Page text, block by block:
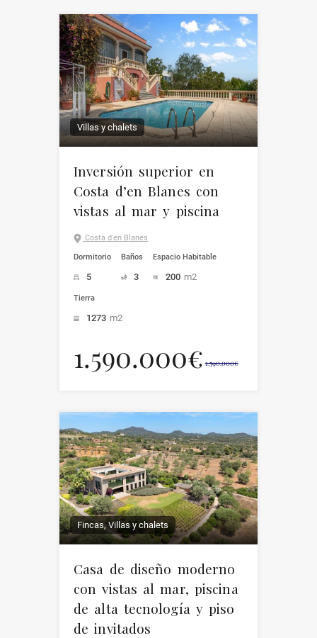
Villas y chalets
Inversión superior en
Costa d’en Blanes con
vistas al mar y piscina
Costa d'en Blanes
Dormitorio
5
Baños
3
Espacio Habitable
200 m2
Tierra
1273 m2
1.590.000€ 1.590.000€
Fincas, Villas y chalets
Casa de diseño moderno
con vistas al mar, piscina
de alta tecnología y piso
de invitados